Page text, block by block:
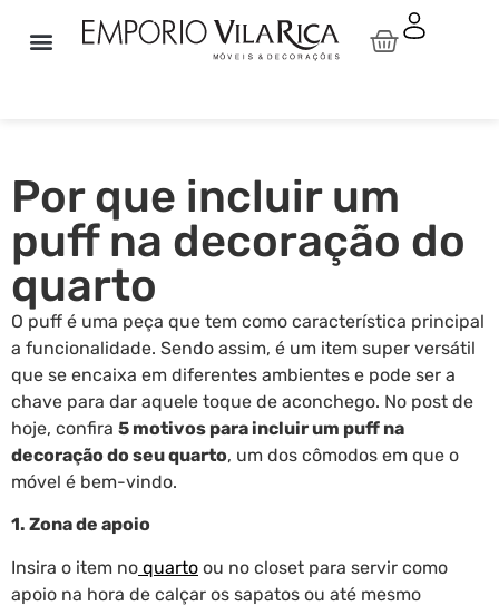
Por que incluir um
puff na decoração do
quarto
O puff é uma peça que tem como característica principal
a funcionalidade. Sendo assim, é um item super versátil
que se encaixa em diferentes ambientes e pode ser a
chave para dar aquele toque de aconchego. No post de
hoje, confira 5 motivos para incluir um puff na
decoração do seu quarto, um dos cômodos em que o
móvel é bem-vindo.
1. Zona de apoio
Insira o item no quarto ou no closet para servir como
apoio na hora de calçar os sapatos ou até mesmo